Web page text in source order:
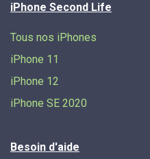
iPhone Second Life
Tous nos iPhones
iPhone 11
iPhone 12
iPhone SE 2020
Besoin d'aide